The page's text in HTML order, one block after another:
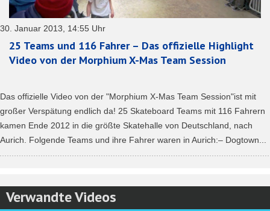
30. Januar 2013, 14:55 Uhr
25 Teams und 116 Fahrer – Das offizielle Highlight
Video von der Morphium X-Mas Team Session
Das offizielle Video von der "Morphium X-Mas Team Session"ist mit
großer Verspätung endlich da! 25 Skateboard Teams mit 116 Fahrern
kamen Ende 2012 in die größte Skatehalle von Deutschland, nach
Aurich. Folgende Teams und ihre Fahrer waren in Aurich:– Dogtown...
Verwandte Videos